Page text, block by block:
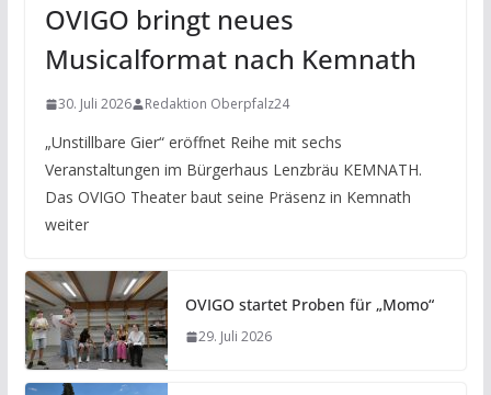
OVIGO bringt neues
Musicalformat nach Kemnath
30. Juli 2026 Redaktion Oberpfalz24
„Unstillbare Gier“ eröffnet Reihe mit sechs
Veranstaltungen im Bürgerhaus Lenzbräu KEMNATH.
Das OVIGO Theater baut seine Präsenz in Kemnath
weiter
OVIGO startet Proben für „Momo“
29. Juli 2026